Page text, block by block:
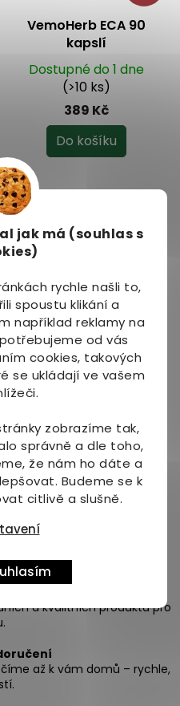
jak má (souhlas s
rychle našli to,
spoustu klikání a
například reklamy na
od vás
cookies, takových
se ukládají ve vašem
zobrazíme tak,
správně a dle toho,
že nám ho dáte a
Budeme se k
citlivě a slušně.
VemoHerb ECA 90
kapslí
Dostupné do 1 dne
(>10 ks)
389 Kč
Do košíku
O
v
l
d
c
í
r
v
y
v
ý
celkem
pro vaši krásu a zdraví
a kvalitních produktů pro
až k vám domů – rychle,